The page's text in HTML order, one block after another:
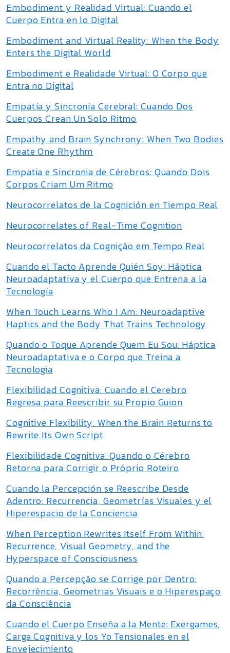
Embodiment y Realidad Virtual: Cuando el
Cuerpo Entra en lo Digital
Embodiment and Virtual Reality: When the Body
Enters the Digital World
Embodiment e Realidade Virtual: O Corpo que
Entra no Digital
Empatía y Sincronía Cerebral: Cuando Dos
Cuerpos Crean Un Solo Ritmo
Empathy and Brain Synchrony: When Two Bodies
Create One Rhythm
Empatia e Sincronia de Cérebros: Quando Dois
Corpos Criam Um Ritmo
Neurocorrelatos de la Cognición en Tiempo Real
Neurocorrelates of Real-Time Cognition
Neurocorrelatos da Cognição em Tempo Real
Cuando el Tacto Aprende Quién Soy: Háptica
Neuroadaptativa y el Cuerpo que Entrena a la
Tecnología
When Touch Learns Who I Am: Neuroadaptive
Haptics and the Body That Trains Technology
Quando o Toque Aprende Quem Eu Sou: Háptica
Neuroadaptativa e o Corpo que Treina a
Tecnologia
Flexibilidad Cognitiva: Cuando el Cerebro
Regresa para Reescribir su Propio Guion
Cognitive Flexibility: When the Brain Returns to
Rewrite Its Own Script
Flexibilidade Cognitiva: Quando o Cérebro
Retorna para Corrigir o Próprio Roteiro
Cuando la Percepción se Reescribe Desde
Adentro: Recurrencia, Geometrías Visuales y el
Hiperespacio de la Conciencia
When Perception Rewrites Itself From Within:
Recurrence, Visual Geometry, and the
Hyperspace of Consciousness
Quando a Percepção se Corrige por Dentro:
Recorrência, Geometrias Visuais e o Hiperespaço
da Consciência
Cuando el Cuerpo Enseña a la Mente: Exergames,
Carga Cognitiva y los Yo Tensionales en el
Envejecimiento